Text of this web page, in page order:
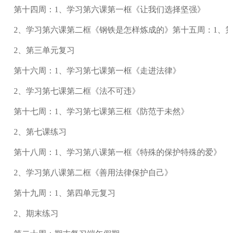
第十四周：1、学习第六课第一框《让我们选择坚强》
2、学习第六课第二框《钢铁是怎样炼成的》第十五周：1、
2、第三单元复习
第十六周：1、学习第七课第一框《走进法律》
2、学习第七课第二框《法不可违》
第十七周：1、学习第七课第三框《防范于未然》
2、第七课练习
第十八周：1、学习第八课第一框《特殊的保护特殊的爱》
2、学习第八课第二框《善用法律保护自己》
第十九周：1、第四单元复习
2、期末练习